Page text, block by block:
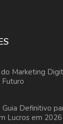
Marketing
Futuro
Guia Definitivo
Lucros em 2026